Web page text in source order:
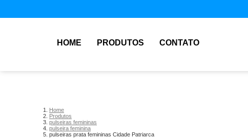
HOME PRODUTOS CONTATO
Home
Produtos
pulseiras femininas
pulseira feminina
pulseiras prata femininas Cidade Patriarca